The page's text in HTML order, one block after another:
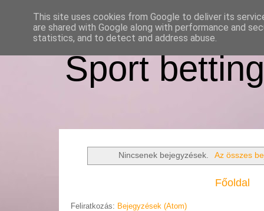
Sport betting
Nincsenek bejegyzések. Az összes
Főoldal
Feliratkozás: Bejegyzések (Atom)
This site uses cookies from Google to deliver its
are shared with Google along with performance and
statistics, and to detect and address abuse.